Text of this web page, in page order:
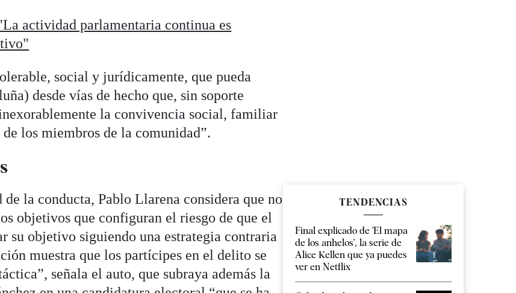
actividad parlamentaria continua es
social y jurídicamente, que pueda
desde vías de hecho que, sin soporte
la convivencia social, familiar
los miembros de la comunidad”.
la conducta, Pablo Llarena considera que no
objetivos que configuran el riesgo de que el
su objetivo siguiendo una estrategia contraria
muestra que los partícipes en el delito se
señala el auto, que subraya además la
TENDENCIAS
Final explicado de 'El mapa
de los anhelos', la serie de
Alice Kellen que ya puedes
ver en Netflix